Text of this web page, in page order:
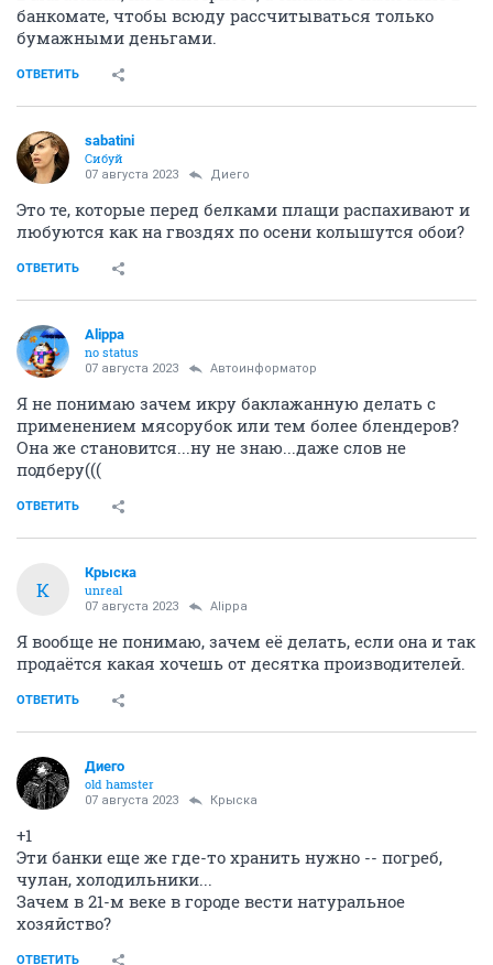
банкомате, чтобы всюду рассчитываться только
бумажными деньгами.
ОТВЕТИТЬ
sabatini
Сибуй
07 августа 2023 Диего
Это те, которые перед белками плащи распахивают и
любуются как на гвоздях по осени колышутся обои?
ОТВЕТИТЬ
Alippa
no status
07 августа 2023 Автоинформатор
Я не понимаю зачем икру баклажанную делать с
применением мясорубок или тем более блендеров?
Она же становится...ну не знаю...даже слов не
подберу(((
ОТВЕТИТЬ
К
Крыска
unreal
07 августа 2023 Alippa
Я вообще не понимаю, зачем её делать, если она и так
продаётся какая хочешь от десятка производителей.
ОТВЕТИТЬ
Диего
old hamster
07 августа 2023 Крыска
+1
Эти банки еще же где-то хранить нужно -- погреб,
чулан, холодильники...
Зачем в 21-м веке в городе вести натуральное
хозяйство?
ОТВЕТИТЬ